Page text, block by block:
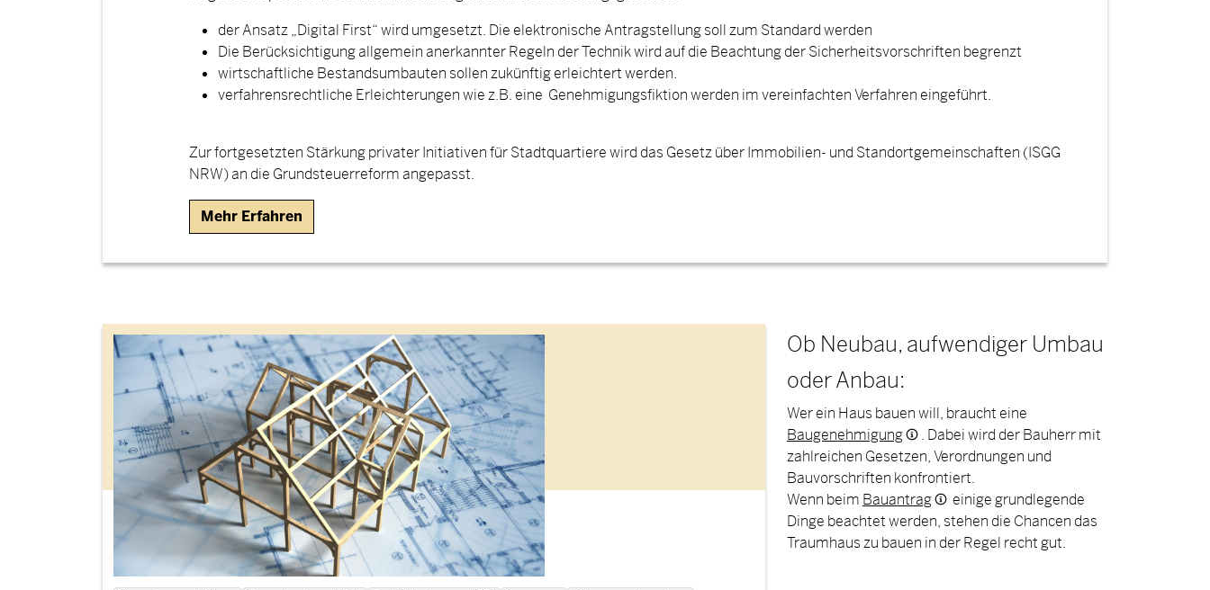
der Ansatz „Digital First“ wird umgesetzt. Die elektronische Antragstellung soll zum Standard werden
Die Berücksichtigung allgemein anerkannter Regeln der Technik wird auf die Beachtung der Sicherheitsvorschriften begrenzt
wirtschaftliche Bestandsumbauten sollen zukünftig erleichtert werden.
verfahrensrechtliche Erleichterungen wie z.B. eine Genehmigungsfiktion werden im vereinfachten Verfahren eingeführt.
Zur fortgesetzten Stärkung privater Initiativen für Stadtquartiere wird das Gesetz über Immobilien- und Standortgemeinschaften (ISGG
NRW) an die Grundsteuerreform angepasst.
Mehr Erfahren
Ob Neubau, aufwendiger Umbau
oder Anbau:
Wer ein Haus bauen will, braucht eine
Baugenehmigung
. Dabei wird der Bauherr mit
zahlreichen Gesetzen, Verordnungen und
Bauvorschriften konfrontiert.
Wenn beim Bauantrag
einige grundlegende
Dinge beachtet werden, stehen die Chancen das
Traumhaus zu bauen in der Regel recht gut.